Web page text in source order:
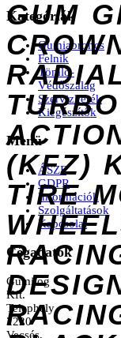
GUM
TURBO
(KFZ)
TIRE
Kategóriák
Gumiabroncs
Felnik
Tömlő-
Védőszalag
Szervizkerék
Kiegészítők
Menü
ÁSZF
GDPR
Információk
Szolgáltatások
Kapcsolat
Cégadatok
Gumilog
Kft.
Telephely
2220
Vecsés,